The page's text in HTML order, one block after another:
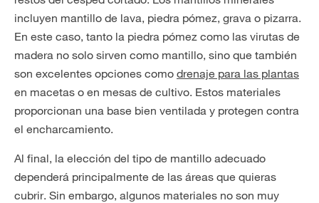
incluyen mantillo de lava, piedra pómez, grava o pizarra.
En este caso, tanto la piedra pómez como las virutas de
madera no solo sirven como mantillo, sino que también
son excelentes opciones como drenaje para las plantas
en macetas o en mesas de cultivo. Estos materiales
proporcionan una base bien ventilada y protegen contra
el encharcamiento.
Al final, la elección del tipo de mantillo adecuado
dependerá principalmente de las áreas que quieras
cubrir. Sin embargo, algunos materiales no son muy